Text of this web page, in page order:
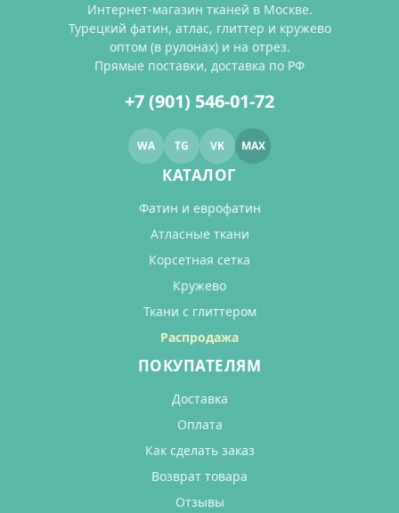
Интернет-магазин тканей в Москве.
Турецкий фатин, атлас, глиттер и кружево
оптом (в рулонах) и на отрез.
Прямые поставки, доставка по РФ
+7 (901) 546-01-72
WA TG VK MAX
КАТАЛОГ
Фатин и еврофатин
Атласные ткани
Корсетная сетка
Кружево
Ткани с глиттером
Распродажа
ПОКУПАТЕЛЯМ
Доставка
Оплата
Как сделать заказ
Возврат товара
Отзывы